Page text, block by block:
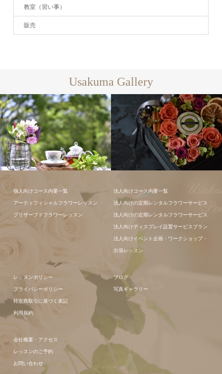
教室（習い事）
販売
Usakuma Gallery
ンジメント
個人向けコース内要一覧
アーティフィシャルフラワーレッスン
プリザーブドフラワーレッスン
法人向けコース内要一覧
法人向けの定期レンタルフラワーサービス
法人向けの定期レンタルフラワーサービス
法人向けディスプレイ設置サービスプラン
法人向けイベント企画・ワークショップ・
出張レッスン
レッスンポリシー
プライバシーポリシー
特定商取引に基づく表記
利用規約
ブログ
写真ギャラリー
会社概要・アクセス
レッスンのご予約
お問い合わせ